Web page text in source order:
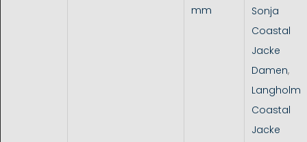
mm
Sonja
Coastal
Jacke
Damen,
Langholm
Coastal
Jacke